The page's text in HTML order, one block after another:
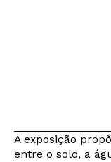
A exposição
entre o solo, a